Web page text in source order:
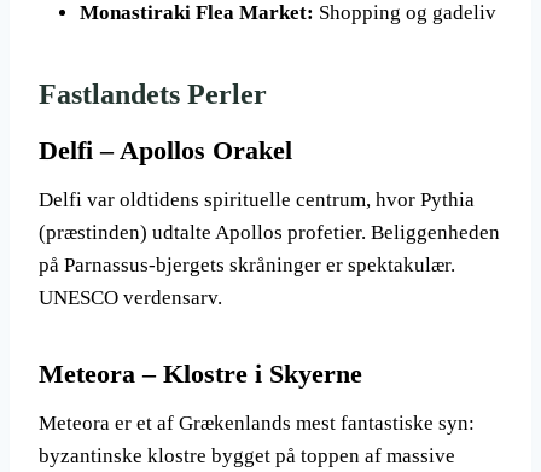
Monastiraki Flea Market: Shopping og gadeliv
Fastlandets Perler
Delfi – Apollos Orakel
Delfi var oldtidens spirituelle centrum, hvor Pythia
(præstinden) udtalte Apollos profetier. Beliggenheden
på Parnassus-bjergets skråninger er spektakulær.
UNESCO verdensarv.
Meteora – Klostre i Skyerne
Meteora er et af Grækenlands mest fantastiske syn:
byzantinske klostre bygget på toppen af massive